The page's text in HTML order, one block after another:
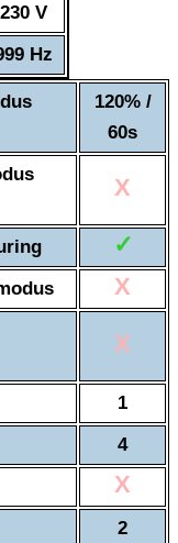
V
Hz
120% /
60s
X
✓
X
X
1
4
X
2